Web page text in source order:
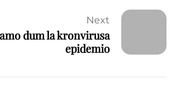
Next
dum la kronvirusa
epidemio